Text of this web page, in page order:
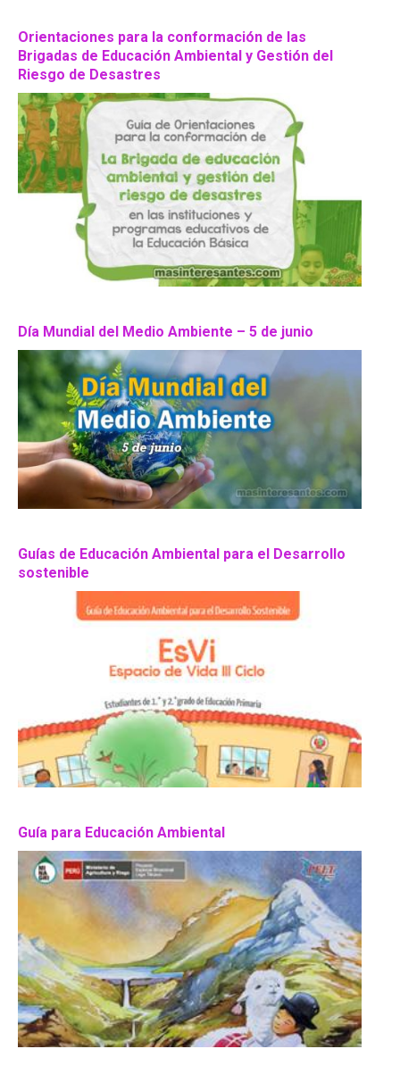
Orientaciones para la conformación de las
Brigadas de Educación Ambiental y Gestión del
Riesgo de Desastres
Día Mundial del Medio Ambiente – 5 de junio
Guías de Educación Ambiental para el Desarrollo
sostenible
Guía para Educación Ambiental